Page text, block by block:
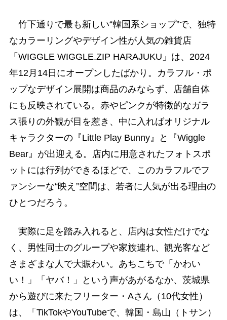
竹下通りで最も新しい“韓国系ショップ”で、独特
なカラーリングやデザイン性が人気の雑貨店
「WIGGLE WIGGLE.ZIP HARAJUKU」は、2024
年12月14日にオープンしたばかり。カラフル・ポ
ップなデザイン展開は商品のみならず、店舗自体
にも反映されている。赤やピンクが特徴的なガラ
ス張りの外観が目を惹き、中に入ればオリジナル
キャラクターの『Little Play Bunny』と『Wiggle
Bear』が出迎える。店内に用意されたフォトスポ
ットには行列ができるほどで、このカラフルでフ
ァンシーな“映え”空間は、若者に人気が出る理由の
ひとつだろう。
実際に足を踏み入れると、店内は女性だけでな
く、男性同士のグループや家族連れ、観光客など
さまざまな人で大賑わい。あちこちで「かわい
い！」「ヤバ！」という声があがるなか、茨城県
から遊びに来たフリーター・Aさん（10代女性）
は、「TikTokやYouTubeで、韓国・島山（トサン）